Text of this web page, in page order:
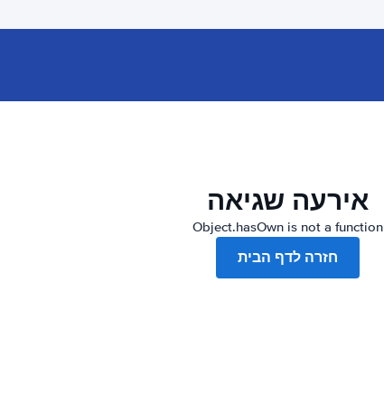
אירעה שגיאה
Object.hasOwn is not a function
חזרה לדף הבית